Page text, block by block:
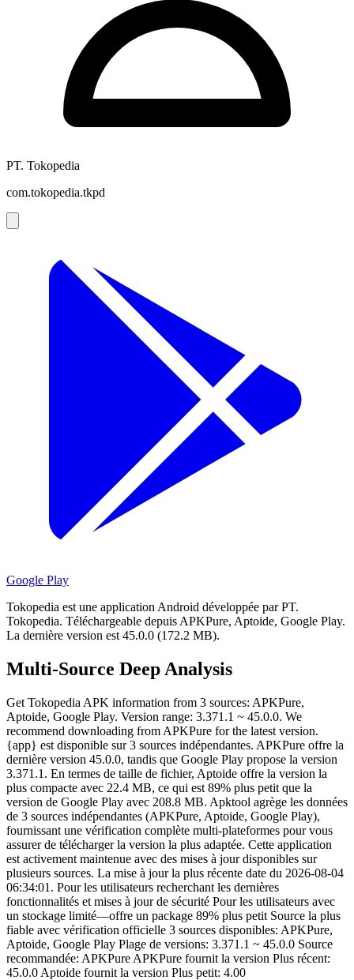
PT. Tokopedia
com.tokopedia.tkpd
Google Play
Tokopedia est une application Android développée par PT.
Tokopedia. Téléchargeable depuis APKPure, Aptoide, Google Play.
La dernière version est 45.0.0 (172.2 MB).
Multi-Source Deep Analysis
Get Tokopedia APK information from 3 sources: APKPure,
Aptoide, Google Play. Version range: 3.371.1 ~ 45.0.0. We
recommend downloading from APKPure for the latest version.
{app} est disponible sur 3 sources indépendantes. APKPure offre la
dernière version 45.0.0, tandis que Google Play propose la version
3.371.1. En termes de taille de fichier, Aptoide offre la version la
plus compacte avec 22.4 MB, ce qui est 89% plus petit que la
version de Google Play avec 208.8 MB. Apktool agrège les données
de 3 sources indépendantes (APKPure, Aptoide, Google Play),
fournissant une vérification complète multi-plateformes pour vous
assurer de télécharger la version la plus adaptée. Cette application
est activement maintenue avec des mises à jour disponibles sur
plusieurs sources. La mise à jour la plus récente date du 2026-08-04
06:34:01. Pour les utilisateurs recherchant les dernières
fonctionnalités et mises à jour de sécurité Pour les utilisateurs avec
un stockage limité—offre un package 89% plus petit Source la plus
fiable avec vérification officielle 3 sources disponibles: APKPure,
Aptoide, Google Play Plage de versions: 3.371.1 ~ 45.0.0 Source
recommandée: APKPure APKPure fournit la version Plus récent:
45.0.0 Aptoide fournit la version Plus petit: 4.00